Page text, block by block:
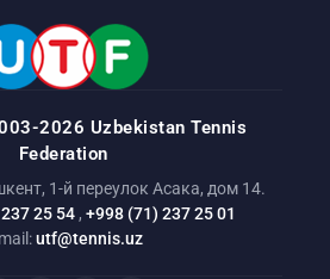
2026 Uzbekistan Tennis
Federation
1-й переулок Асака, дом 14.
25 54, +998 (71) 237 25 01
utf@tennis.uz